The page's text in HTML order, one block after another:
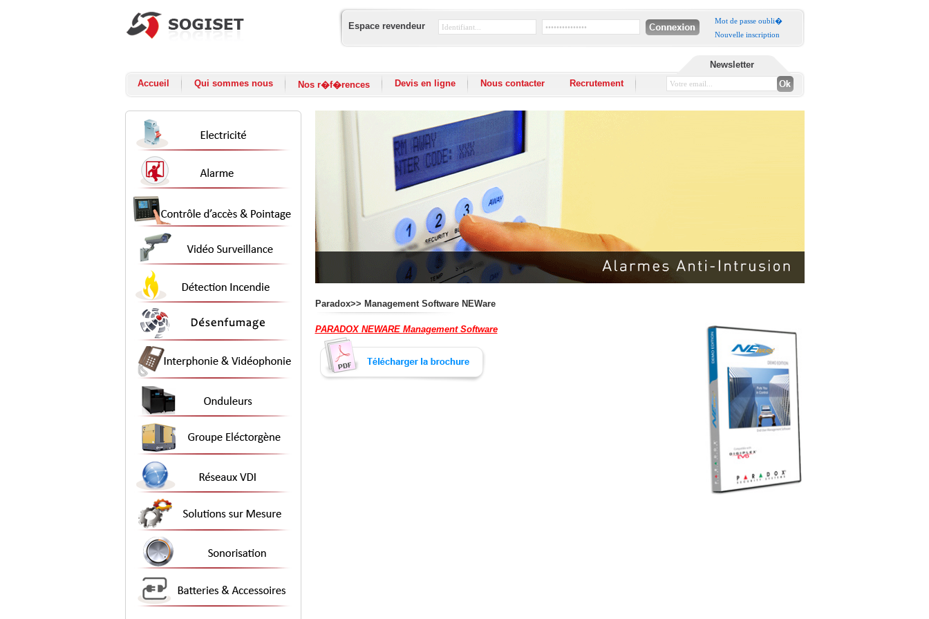
Espace revendeur
Mot de passe oubli�
Nouvelle inscription
Accueil Qui sommes nous Nos r�f�rences Devis en ligne Nous contacter Recrutement
Newsletter
Paradox>> Management Software NEWare
PARADOX NEWARE Management Software